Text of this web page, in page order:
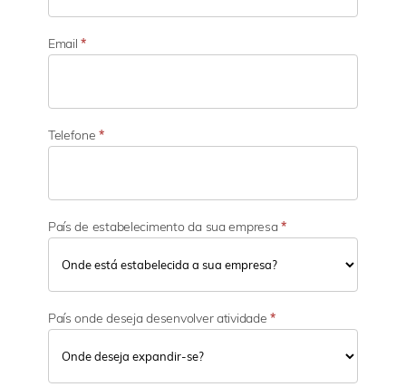
v
i
d
e
Email*
Telefone*
País de estabelecimento da sua empresa*
País onde deseja desenvolver atividade*